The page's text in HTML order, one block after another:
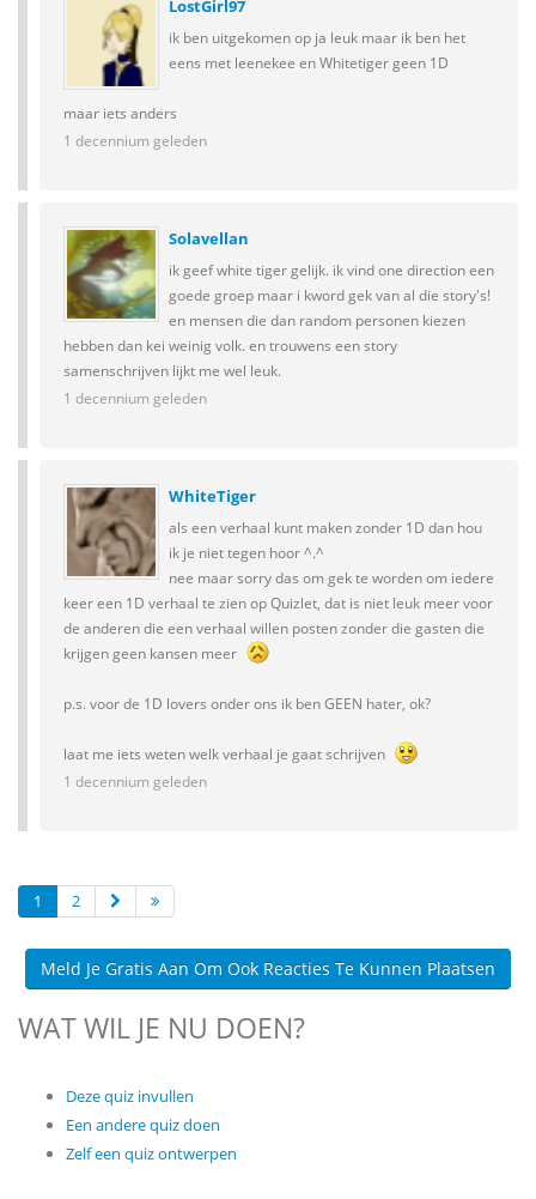
LostGirl97
ik ben uitgekomen op ja leuk maar ik ben het
eens met leenekee en Whitetiger geen 1D
maar iets anders
1 decennium geleden
Solavellan
ik geef white tiger gelijk. ik vind one direction een
goede groep maar i kword gek van al die story's!
en mensen die dan random personen kiezen
hebben dan kei weinig volk. en trouwens een story
samenschrijven lijkt me wel leuk.
1 decennium geleden
WhiteTiger
als een verhaal kunt maken zonder 1D dan hou
ik je niet tegen hoor ^.^
nee maar sorry das om gek te worden om iedere
keer een 1D verhaal te zien op Quizlet, dat is niet leuk meer voor
de anderen die een verhaal willen posten zonder die gasten die
krijgen geen kansen meer
p.s. voor de 1D lovers onder ons ik ben GEEN hater, ok?
laat me iets weten welk verhaal je gaat schrijven
1 decennium geleden
1 2
Meld Je Gratis Aan Om Ook Reacties Te Kunnen Plaatsen
WAT WIL JE NU DOEN?
Deze quiz invullen
Een andere quiz doen
Zelf een quiz ontwerpen